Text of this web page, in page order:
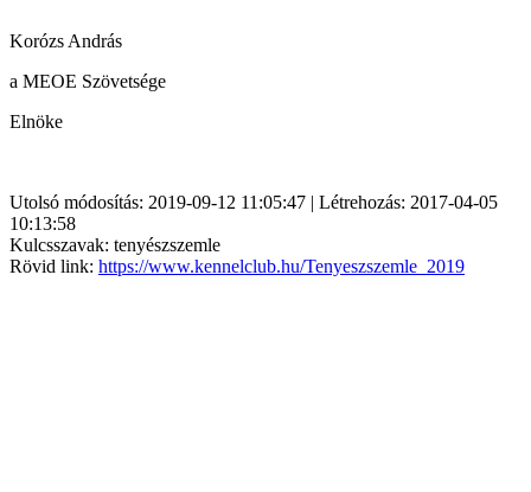
Korózs András
a MEOE Szövetsége
Elnöke
Utolsó módosítás: 2019-09-12 11:05:47 | Létrehozás: 2017-04-05
10:13:58
Kulcsszavak: tenyészszemle
Rövid link: https://www.kennelclub.hu/Tenyeszszemle_2019